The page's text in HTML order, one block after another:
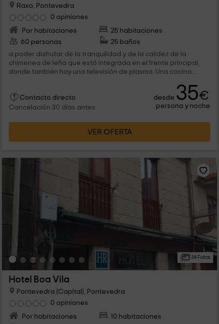
Raxo, Pontevedra
0 opiniones
Por habitaciones
25 habitaciones
60 personas
25 baños
a poder disfrutar de la tranquilidad y de la calidez de la
chimenea de leña que está integrada en el frente principal,
donde también hay una televisión de plasma. Una cocina...
Contacto directo
Cancelación 30 días antes
desde 35€
persona y noche
VER OFERTA
34 Fotos
Hotel Boa Vila
Pontevedra (Capital), Pontevedra
0 opiniones
Por habitaciones
10 habitaciones